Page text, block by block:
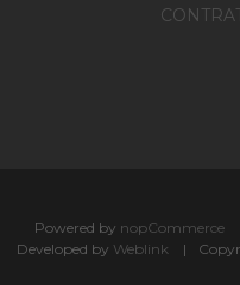
Powered by nopCommerce
Developed by Weblink